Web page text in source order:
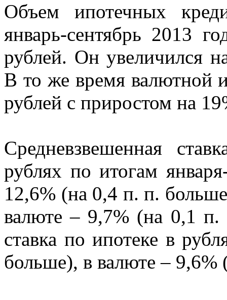
Объем ипотечных
январь-сентябрь 2013
рублей. Он увеличился
В то же время валютной
рублей с приростом на
Средневзвешенная
рублях по итогам
12,6% (на 0,4 п. п.
валюте – 9,7% (на 0,1 п.
ставка по ипотеке в
больше), в валюте –